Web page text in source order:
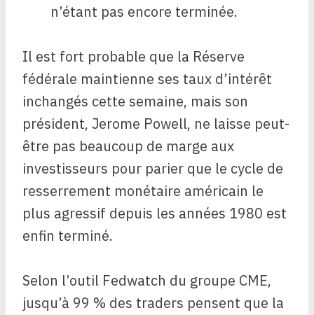
n’étant pas encore terminée.
Il est fort probable que la Réserve
fédérale maintienne ses taux d’intérêt
inchangés cette semaine, mais son
président, Jerome Powell, ne laisse peut-
être pas beaucoup de marge aux
investisseurs pour parier que le cycle de
resserrement monétaire américain le
plus agressif depuis les années 1980 est
enfin terminé.
Selon l’outil Fedwatch du groupe CME,
jusqu’à 99 % des traders pensent que la